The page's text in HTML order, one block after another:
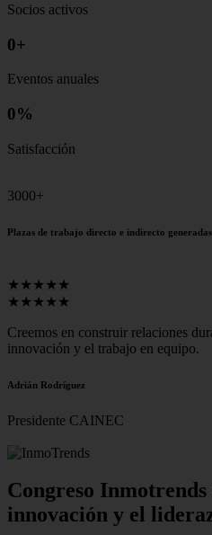
Socios activos
0+
Eventos anuales
0%
Satisfacción
3000+
Plazas de trabajo directo e indirecto generadas
★★★★★
★★★★★
Creemos en construir relaciones
innovación y el trabajo en equipo.
Adrián Rodríguez
Presidente CAINEC
Congreso
innovación y el